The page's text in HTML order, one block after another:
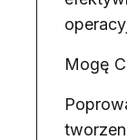
Mogę